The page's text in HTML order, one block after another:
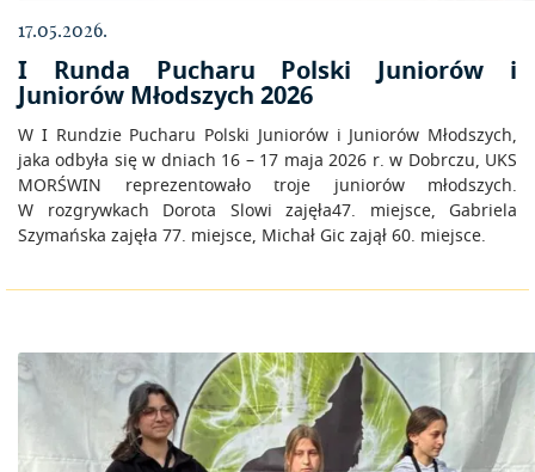
17.05.2026.
I Runda Pucharu Polski Juniorów i
Juniorów Młodszych 2026
W I Rundzie Pucharu Polski Juniorów i Juniorów Młodszych,
jaka odbyła się w dniach 16 – 17 maja 2026 r. w Dobrczu, UKS
MORŚWIN reprezentowało troje juniorów młodszych.
W rozgrywkach Dorota Slowi zajęła47. miejsce, Gabriela
Szymańska zajęła 77. miejsce, Michał Gic zajął 60. miejsce.